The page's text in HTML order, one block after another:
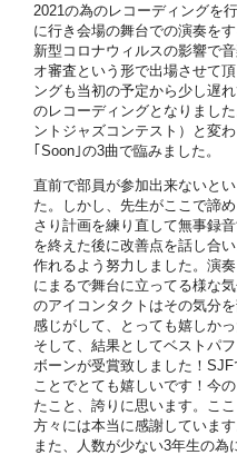
2021の為のレコーディングを
に行き会場の舞台での演奏を
新型コロナウィルスの影響で
オ審査という形で出場させて
ングも当初の予定から少し遅
のレコーディングとなりまし
ントジャズコンテスト）と変
｢Soon｣の3曲で臨みました。
直前で部員が参加出来ないと
た。しかし、先生がここで諦
さり計画を練り直して無事録
を終えた後に改善点を話し合
作れるよう努力しました。演
にまるで舞台に立ってる様な
のアイコンタクトはその気分
感じがして、とっても嬉しかっ
そして、結果としてベストパ
ボーンが受賞致しました！
ことでとても嬉しいです！今
たこと、誇りに思います。こ
方々には本当に感謝していま
また、人数が少ない3年生の